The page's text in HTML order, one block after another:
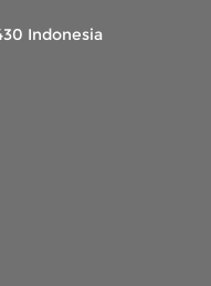
Indonesia